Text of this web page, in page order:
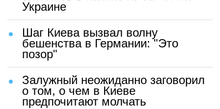
Украине
Шаг Киева вызвал волну
бешенства в Германии: "Это
позор"
Залужный неожиданно заговорил
о том, о чем в Киеве
предпочитают молчать